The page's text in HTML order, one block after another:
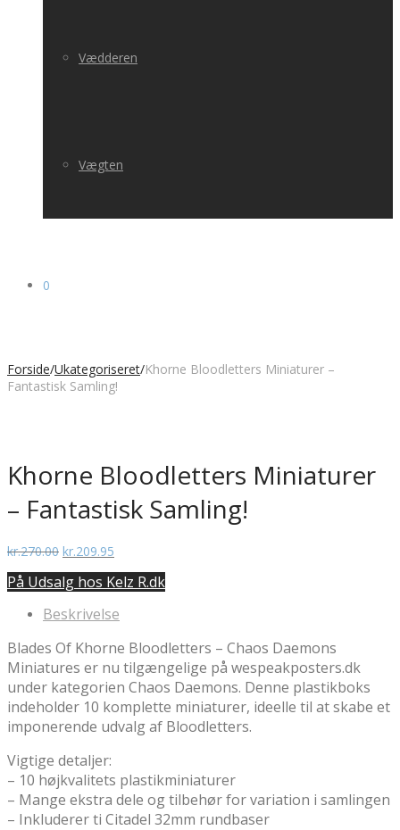
Vædderen
Vægten
0
Forside/Ukategoriseret/Khorne Bloodletters Miniaturer –
Fantastisk Samling!
Khorne Bloodletters Miniaturer
– Fantastisk Samling!
kr.270.00 Den
pris
kr.270.00.
kr.209.95
pris
kr.209.95.
På Udsalg hos Kelz R.dk
Beskrivelse
Blades Of Khorne Bloodletters – Chaos Daemons
Miniatures er nu tilgængelige på wespeakposters.dk
under kategorien Chaos Daemons. Denne plastikboks
indeholder 10 komplette miniaturer, ideelle til at skabe et
imponerende udvalg af Bloodletters.
Vigtige detaljer:
– 10 højkvalitets plastikminiaturer
– Mange ekstra dele og tilbehør for variation i samlingen
– Inkluderer ti Citadel 32mm rundbaser